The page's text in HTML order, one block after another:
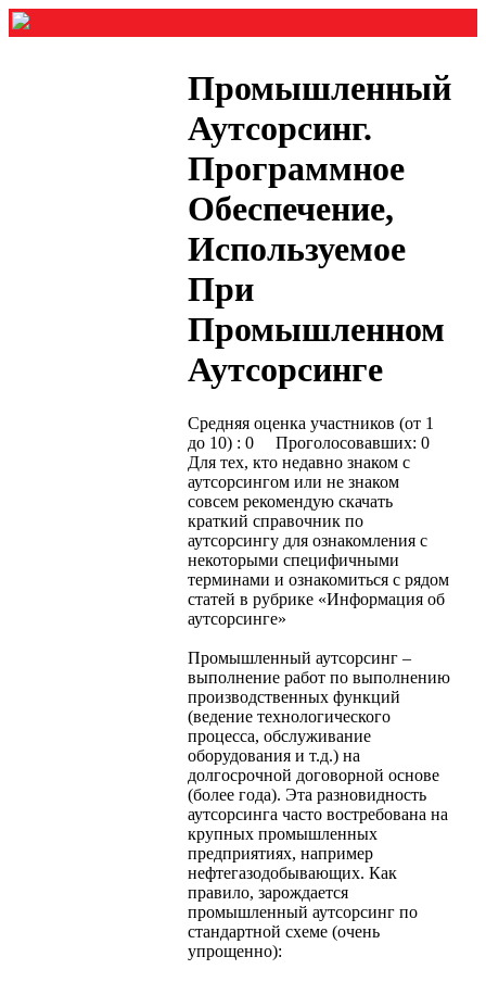
Промышленный
Аутсорсинг.
Программное
Обеспечение,
Используемое
При
Промышленном
Аутсорсинге
Средняя оценка участников (от 1
до 10) : 0 Проголосовавших: 0
Для тех, кто недавно знаком с
аутсорсингом или не знаком
совсем рекомендую скачать
краткий справочник по
аутсорсингу для ознакомления с
некоторыми специфичными
терминами и ознакомиться с рядом
статей в рубрике «Информация об
аутсорсинге»
Промышленный аутсорсинг –
выполнение работ по выполнению
производственных функций
(ведение технологического
процесса, обслуживание
оборудования и т.д.) на
долгосрочной договорной основе
(более года). Эта разновидность
аутсорсинга часто востребована на
крупных промышленных
предприятиях, например
нефтегазодобывающих. Как
правило, зарождается
промышленный аутсорсинг по
стандартной схеме (очень
упрощенно):